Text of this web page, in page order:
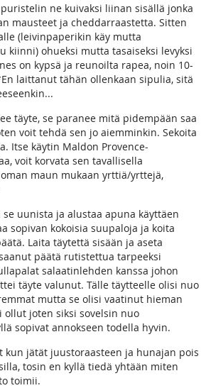
ne kuivaksi liinan sisällä jonka
mausteet ja cheddarraastetta. Sitten
(leivinpaperikin käy mutta
kiinni) ohueksi mutta tasaiseksi levyksi
on kypsä ja reunoilta rapea, noin 10-
laittanut tähän ollenkaan sipulia, sitä
täyte, se paranee mitä pidempään saa
voit tehdä sen jo aiemminkin. Sekoita
Itse käytin Maldon Provence-
voit korvata sen tavallisella
maun mukaan yrttiä/yrttejä,
uunista ja alustaa apuna käyttäen
sopivan kokoisia suupaloja ja koita
Laita täytettä sisään ja aseta
päätä rutistettua tarpeeksi
salaatinlehden kanssa johon
täyte valunut. Tälle täytteelle olisi nuo
mutta se olisi vaatinut hieman
ollut joten siksi sovelsin nuo
sopivat annokseen todella hyvin.
kun jätät juustoraasteen ja hunajan pois
tosin en kyllä tiedä yhtään miten
toimii.